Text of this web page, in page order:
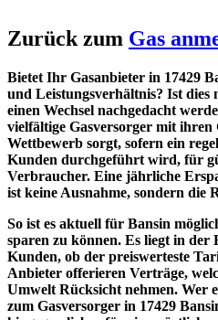
Zurück zum Gas
Bietet Ihr Gasanbieter in 17429
und Leistungsverhältnis? Ist dies
einen Wechsel nachgedacht
vielfältige Gasversorger mit
Wettbewerb sorgt, sofern ein
Kunden durchgeführt wird, für
Verbraucher. Eine jährliche
ist keine Ausnahme, sondern die
So ist es aktuell für Bansin
sparen zu können. Es liegt in der
Kunden, ob der preiswerteste
Anbieter offerieren Verträge,
Umwelt Rücksicht nehmen. Wer
zum Gasversorger in 17429